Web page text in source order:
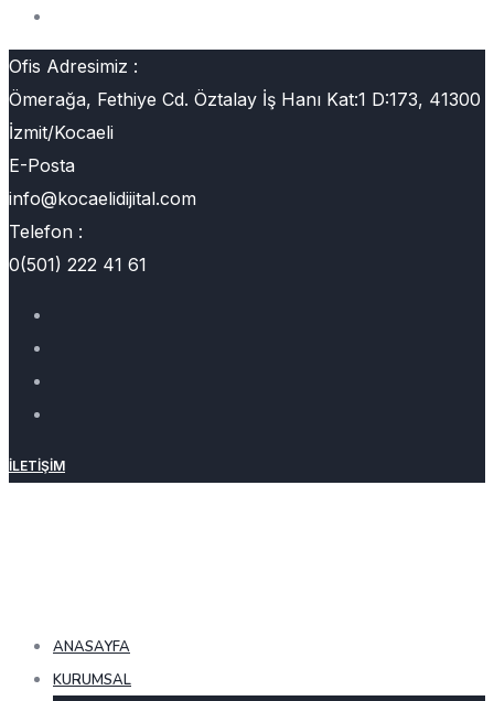
Ofis Adresimiz :
Ömerağa, Fethiye Cd. Öztalay İş Hanı Kat:1 D:173, 41300
İzmit/Kocaeli
E-Posta
info@kocaelidijital.com
Telefon :
0(501) 222 41 61
İLETIŞIM
ANASAYFA
KURUMSAL